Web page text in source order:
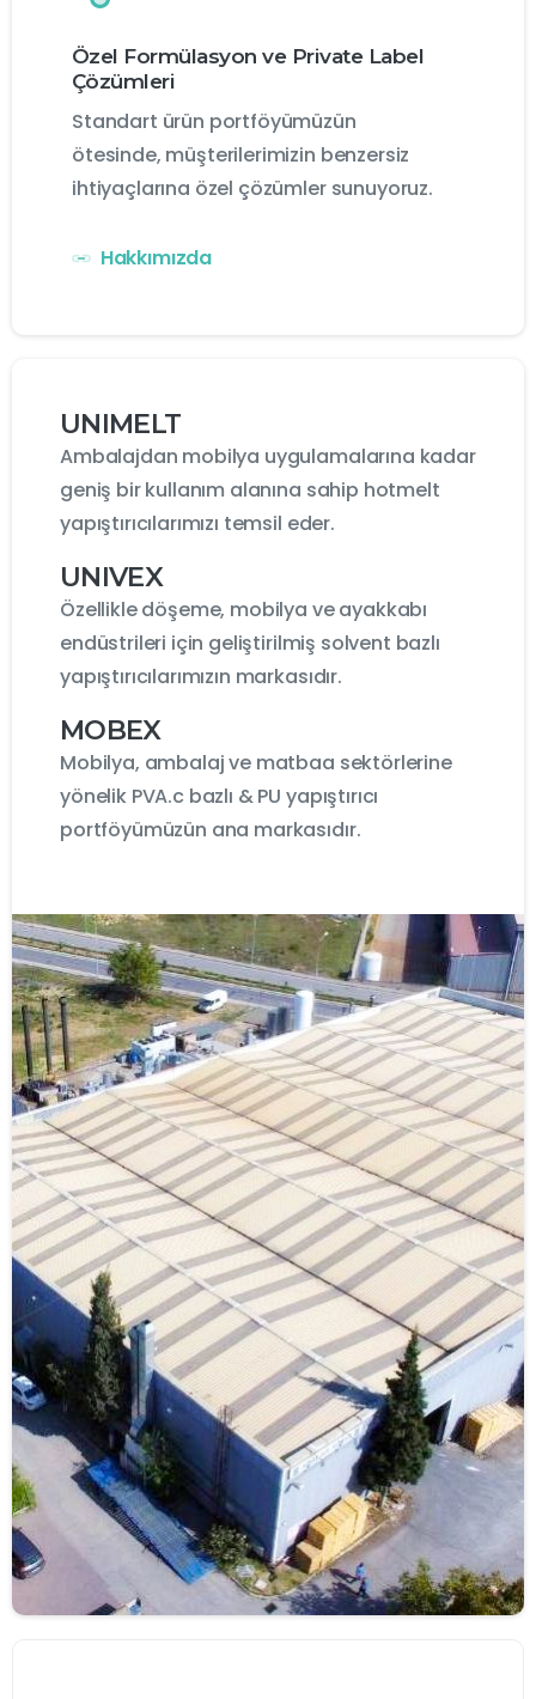
Özel Formülasyon ve Private Label
Çözümleri
Standart ürün portföyümüzün
ötesinde, müşterilerimizin benzersiz
ihtiyaçlarına özel çözümler sunuyoruz.
Hakkımızda
UNIMELT
Ambalajdan mobilya uygulamalarına kadar
geniş bir kullanım alanına sahip hotmelt
yapıştırıcılarımızı temsil eder.
UNIVEX
Özellikle döşeme, mobilya ve ayakkabı
endüstrileri için geliştirilmiş solvent bazlı
yapıştırıcılarımızın markasıdır.
MOBEX
Mobilya, ambalaj ve matbaa sektörlerine
yönelik PVA.c bazlı & PU yapıştırıcı
portföyümüzün ana markasıdır.